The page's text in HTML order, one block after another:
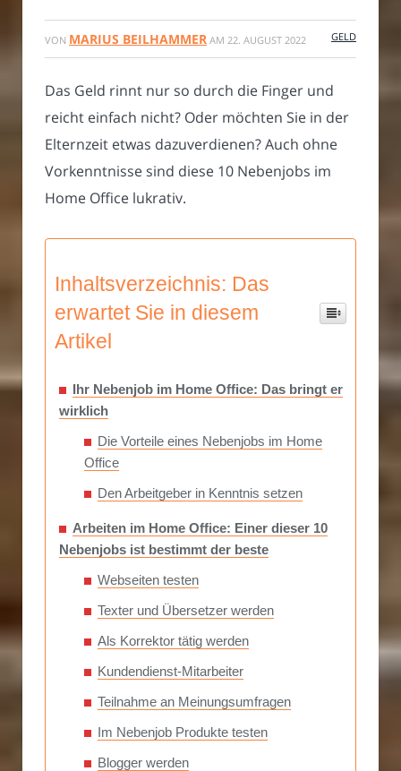
VON MARIUS BEILHAMMER AM 22. AUGUST 2022 GELD
Das Geld rinnt nur so durch die Finger und
reicht einfach nicht? Oder möchten Sie in der
Elternzeit etwas dazuverdienen? Auch ohne
Vorkenntnisse sind diese 10 Nebenjobs im
Home Office lukrativ.
Inhaltsverzeichnis: Das
erwartet Sie in diesem
Artikel
Ihr Nebenjob im Home Office: Das bringt er
wirklich
Die Vorteile eines Nebenjobs im Home
Office
Den Arbeitgeber in Kenntnis setzen
Arbeiten im Home Office: Einer dieser 10
Nebenjobs ist bestimmt der beste
Webseiten testen
Texter und Übersetzer werden
Als Korrektor tätig werden
Kundendienst-Mitarbeiter
Teilnahme an Meinungsumfragen
Im Nebenjob Produkte testen
Blogger werden